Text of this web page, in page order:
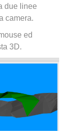
due linee
camera.
ed
3D.